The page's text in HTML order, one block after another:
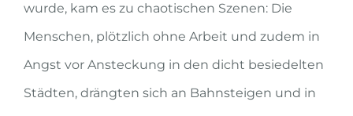
wurde, kam es zu chaotischen Szenen: Die
Menschen, plötzlich ohne Arbeit und zudem in
Angst vor Ansteckung in den dicht besiedelten
Städten, drängten sich an Bahnsteigen und in